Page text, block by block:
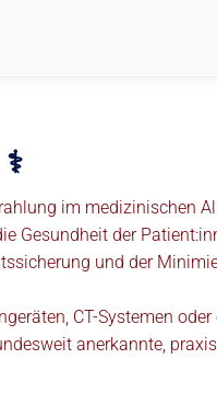
im medizinischen
Gesundheit der
und der
CT-Systemen
anerkannte,